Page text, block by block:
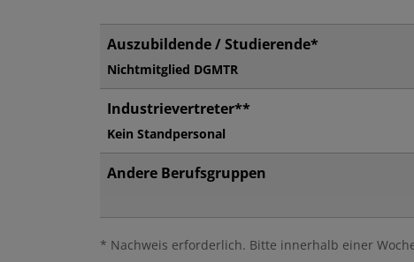
Auszubildende / Studierende*
Nichtmitglied DGMTR
Industrievertreter**
Kein Standpersonal
Andere Berufsgruppen
* Nachweis erforderlich. Bitte innerhalb einer